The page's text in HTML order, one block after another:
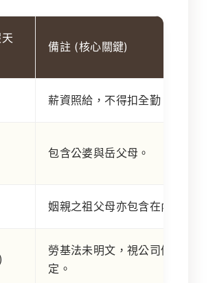
備註 (核心關鍵)
薪資照給，不得扣全勤。
包含公婆與岳父母。
姻親之祖父母亦包含在內。
勞基法未明文，視公司優厚規
定。